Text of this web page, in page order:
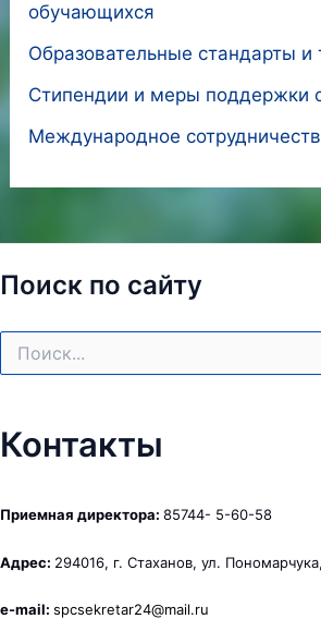
обучающихся
Образовательные стандарты и
Стипендии и меры поддержки
Международное
Поиск по сайту
Контакты
Приемная директора: 85744- 5-60-58
Адрес: 294016, г. Стаханов, ул.
e-mail: spcsekretar24@mail.ru